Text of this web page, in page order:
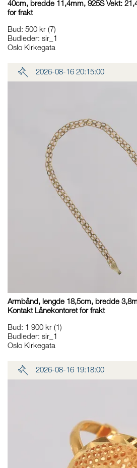
40cm, bredde 11,4mm, 925S Vekt:
for frakt
Bud: 500 kr (7)
Budleder: sir_1
Oslo Kirkegata
2026-08-16 20:15:00
Armbånd, lengde 18,5cm, bredde
Kontakt Lånekontoret for frakt
Bud: 1 900 kr (1)
Budleder: sir_1
Oslo Kirkegata
2026-08-16 19:18:00